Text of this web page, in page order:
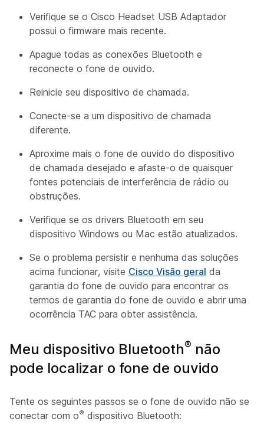
Verifique se o Cisco Headset USB Adaptador
possui o firmware mais recente.
Apague todas as conexões Bluetooth e
reconecte o fone de ouvido.
Reinicie seu dispositivo de chamada.
Conecte-se a um dispositivo de chamada
diferente.
Aproxime mais o fone de ouvido do dispositivo
de chamada desejado e afaste-o de quaisquer
fontes potenciais de interferência de rádio ou
obstruções.
Verifique se os drivers Bluetooth em seu
dispositivo Windows ou Mac estão atualizados.
Se o problema persistir e nenhuma das soluções
acima funcionar, visite Cisco Visão geral da
garantia do fone de ouvido para encontrar os
termos de garantia do fone de ouvido e abrir uma
ocorrência TAC para obter assistência.
Meu dispositivo Bluetooth® não
pode localizar o fone de ouvido
Tente os seguintes passos se o fone de ouvido não se
conectar com o® dispositivo Bluetooth: